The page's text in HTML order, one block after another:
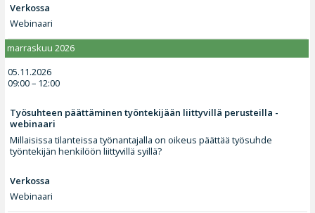
Verkossa
Webinaari
marraskuu 2026
05.11.2026
09:00 – 12:00
Työsuhteen päättäminen työntekijään liittyvillä perusteilla -
webinaari
Millaisissa tilanteissa työnantajalla on oikeus päättää työsuhde
työntekijän henkilöön liittyvillä syillä?
Verkossa
Webinaari